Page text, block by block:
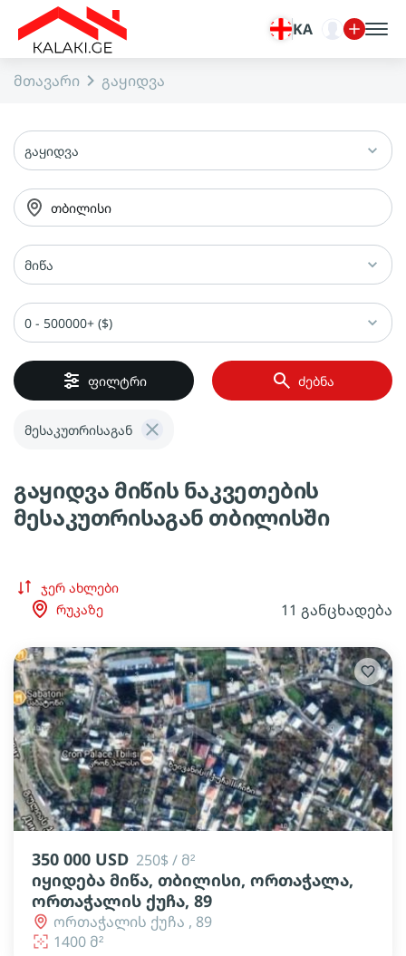
KA
მთავარი გაყიდვა
გაყიდვა
თბილისი
მიწა
0 - 500000+ ($)
ფილტრი ძებნა
მესაკუთრისაგან
გაყიდვა მიწის ნაკვეთების
მესაკუთრისაგან თბილისში
ჯერ ახლები
რუკაზე
11 განცხადება
lens lens
350 000 USD 250$ / მ²
იყიდება მიწა, თბილისი, ორთაჭალა,
ორთაჭალის ქუჩა, 89
ორთაჭალის ქუჩა , 89
1400 მ²